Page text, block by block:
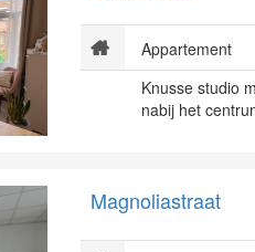
Appartement
Knusse studio
nabij het
Magnoliastraat